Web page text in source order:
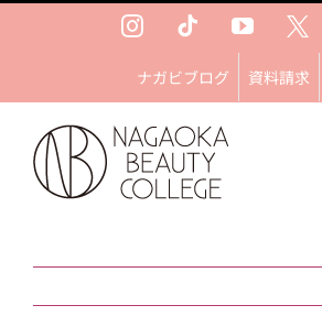
InstagramTiktokYouTube
Ｘ
ナガビブログ 資料請求